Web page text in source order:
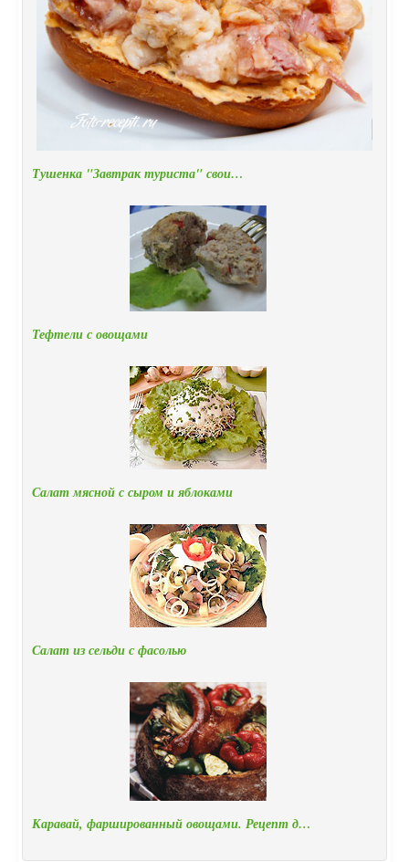
Тушенка "Завтрак туриста" свои…
Тефтели с овощами
Салат мясной с сыром и яблоками
Салат из сельди с фасолью
Каравай, фаршированный овощами. Рецепт д…